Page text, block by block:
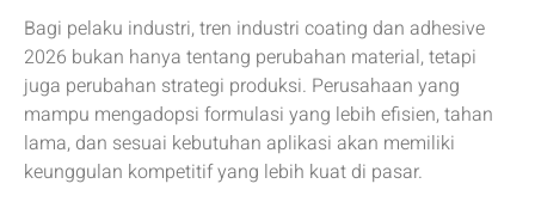
Bagi pelaku industri, tren industri coating dan adhesive
2026 bukan hanya tentang perubahan material, tetapi
juga perubahan strategi produksi. Perusahaan yang
mampu mengadopsi formulasi yang lebih efisien, tahan
lama, dan sesuai kebutuhan aplikasi akan memiliki
keunggulan kompetitif yang lebih kuat di pasar.